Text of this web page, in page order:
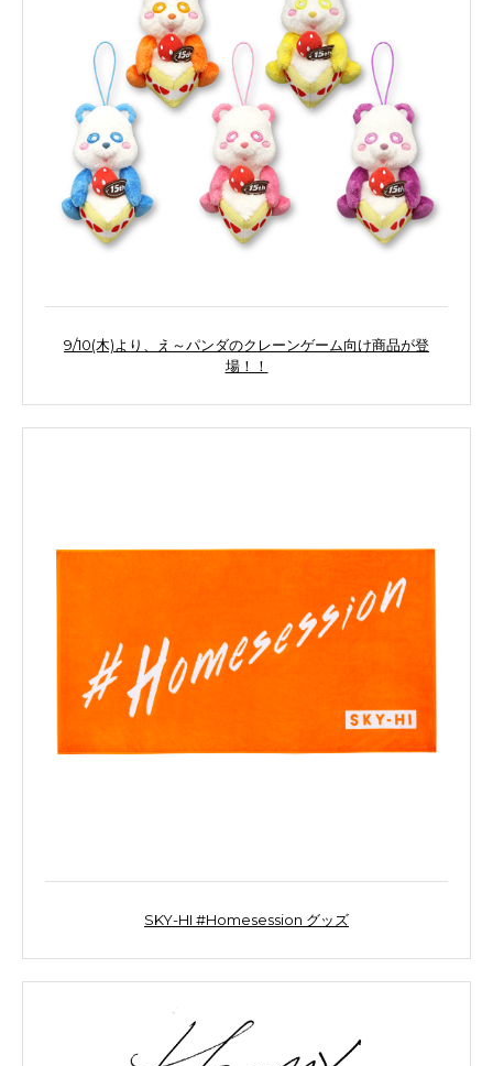
9/10(木)より、え～パンダのクレーンゲーム向け商品が登
場！！
SKY-HI #Homesession グッズ